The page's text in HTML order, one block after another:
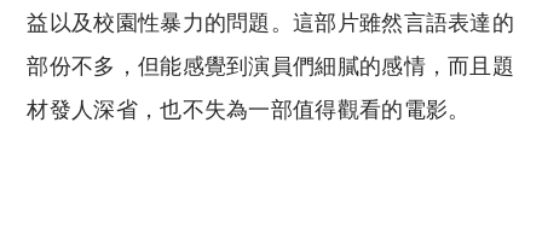
益以及校園性暴力的問題。這部片雖然言語表達的
部份不多，但能感覺到演員們細膩的感情，而且題
材發人深省，也不失為一部值得觀看的電影。